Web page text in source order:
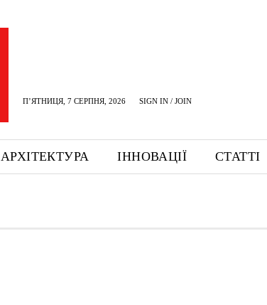
П’ЯТНИЦЯ, 7 СЕРПНЯ, 2026 SIGN IN / JOIN
АРХІТЕКТУРА ІННОВАЦІЇ СТАТТІ